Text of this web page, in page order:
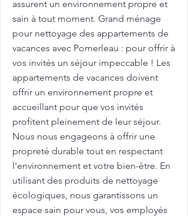
assurent un environnement propre et
sain à tout moment. Grand ménage
pour nettoyage des appartements de
vacances avec Pomerleau : pour offrir à
vos invités un séjour impeccable ! Les
appartements de vacances doivent
offrir un environnement propre et
accueillant pour que vos invités
profitent pleinement de leur séjour.
Nous nous engageons à offrir une
propreté durable tout en respectant
l'environnement et votre bien-être. En
utilisant des produits de nettoyage
écologiques, nous garantissons un
espace sain pour vous, vos employés